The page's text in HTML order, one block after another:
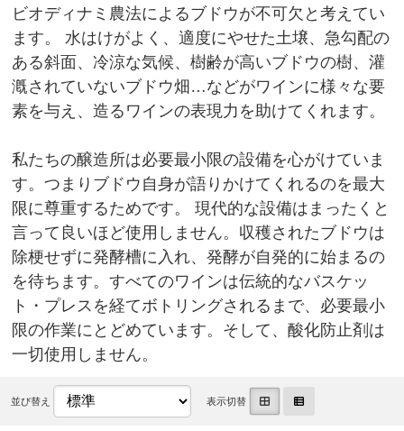
ビオディナミ農法によるブドウが不可欠と考えてい
ます。 水はけがよく、適度にやせた土壌、急勾配の
ある斜面、冷涼な気候、樹齢が高いブドウの樹、灌
漑されていないブドウ畑…などがワインに様々な要
素を与え、造るワインの表現力を助けてくれます。
私たちの醸造所は必要最小限の設備を心がけていま
す。つまりブドウ自身が語りかけてくれるのを最大
限に尊重するためです。 現代的な設備はまったくと
言って良いほど使用しません。収穫されたブドウは
除梗せずに発酵槽に入れ、発酵が自発的に始まるの
を待ちます。すべてのワインは伝統的なバスケッ
ト・プレスを経てボトリングされるまで、必要最小
限の作業にとどめています。そして、酸化防止剤は
一切使用しません。
並び替え 表示切替